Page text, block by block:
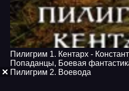
Пилигрим 1. Кентарх -
Попаданцы, Боевая
Пилигрим 2. Воевода